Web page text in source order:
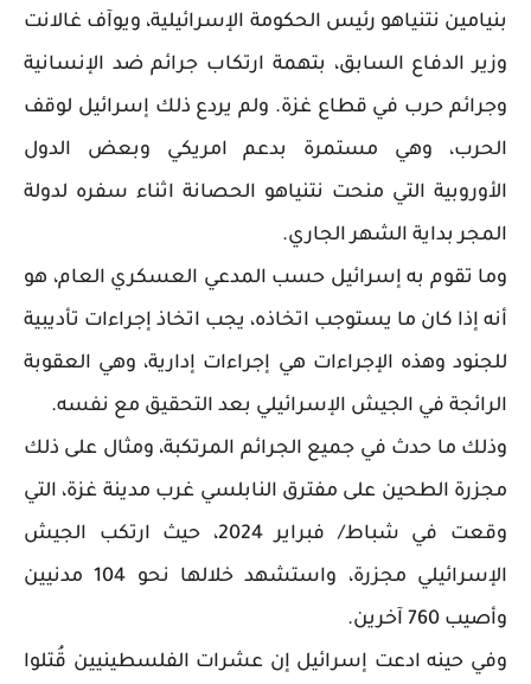
بنيامين نتنياهو رئيس الحكومة الإسرائيلية، ويوآف غالانت
وزير الدفاع السابق، بتهمة ارتكاب جرائم ضد الإنسانية
وجرائم حرب في قطاع غزة. ولم يردع ذلك إسرائيل لوقف
الحرب، وهي مستمرة بدعم امريكي وبعض الدول
الأوروبية التي منحت نتنياهو الحصانة اثناء سفره لدولة
المجر بداية الشهر الجاري.
وما تقوم به إسرائيل حسب المدعي العسكري العام، هو
أنه إذا كان ما يستوجب اتخاذه، يجب اتخاذ إجراءات تأديبية
للجنود وهذه الإجراءات هي إجراءات إدارية، وهي العقوبة
الرائجة في الجيش الإسرائيلي بعد التحقيق مع نفسه.
وذلك ما حدث في جميع الجرائم المرتكبة، ومثال على ذلك
مجزرة الطحين على مفترق النابلسي غرب مدينة غزة، التي
وقعت في شباط/ فبراير 2024، حيث ارتكب الجيش
الإسرائيلي مجزرة، واستشهد خلالها نحو 104 مدنيين
وأصيب 760 آخرين.
وفي حينه ادعت إسرائيل إن عشرات الفلسطينيين قُتلوا